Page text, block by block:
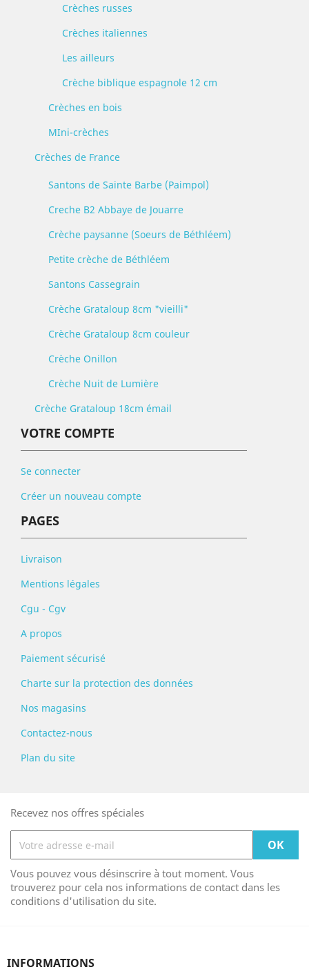
Crèches russes
Crèches italiennes
Les ailleurs
Crèche biblique espagnole 12 cm
Crèches en bois
MIni-crèches
Crèches de France
Santons de Sainte Barbe (Paimpol)
Creche B2 Abbaye de Jouarre
Crèche paysanne (Soeurs de Béthléem)
Petite crèche de Béthléem
Santons Cassegrain
Crèche Grataloup 8cm "vieilli"
Crèche Grataloup 8cm couleur
Crèche Onillon
Crèche Nuit de Lumière
Crèche Grataloup 18cm émail
VOTRE COMPTE
Se connecter
Créer un nouveau compte
PAGES
Livraison
Mentions légales
Cgu - Cgv
A propos
Paiement sécurisé
Charte sur la protection des données
Nos magasins
Contactez-nous
Plan du site
Recevez nos offres spéciales
Vous pouvez vous désinscrire à tout moment. Vous
trouverez pour cela nos informations de contact dans les
conditions d'utilisation du site.
INFORMATIONS